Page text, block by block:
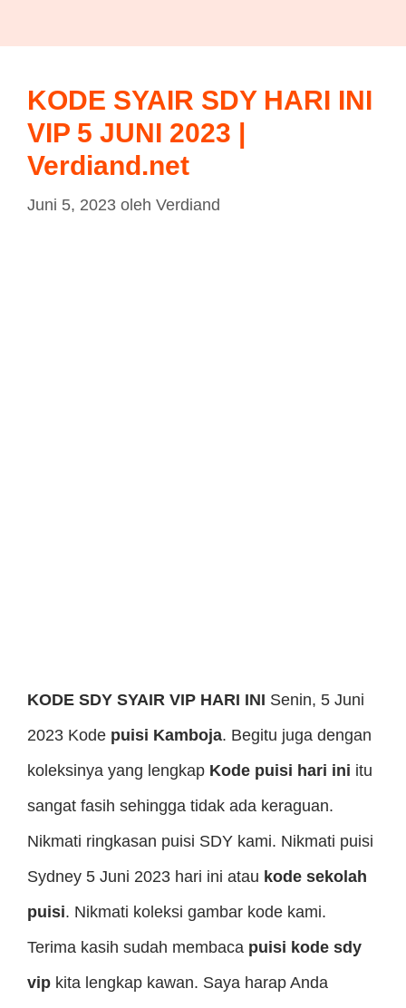
KODE SYAIR SDY HARI INI
VIP 5 JUNI 2023 |
Verdiand.net
Juni 5, 2023 oleh Verdiand
KODE SDY SYAIR VIP HARI INI Senin, 5 Juni
2023 Kode puisi Kamboja. Begitu juga dengan
koleksinya yang lengkap Kode puisi hari ini itu
sangat fasih sehingga tidak ada keraguan.
Nikmati ringkasan puisi SDY kami. Nikmati puisi
Sydney 5 Juni 2023 hari ini atau kode sekolah
puisi. Nikmati koleksi gambar kode kami.
Terima kasih sudah membaca puisi kode sdy
vip kita lengkap kawan. Saya harap Anda